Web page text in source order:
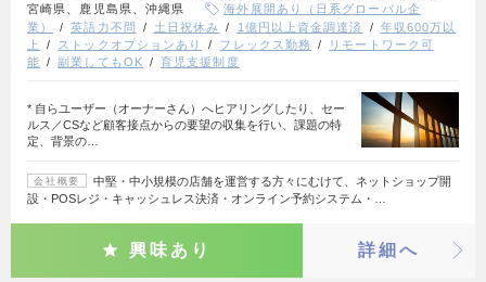
宮崎県、鹿児島県、沖縄県
海外展開あり（日系グローバル企
業）
英語力不問 土日祝休み 1億円以上資金調達済
年収600万以
上
ストックオプションあり フレックス勤務
リモートワーク可
能
副業してもOK 育児支援制度
* 自らユーザー（オーナーさん）へヒアリングしたり、セー
ルス／CSなど顧客接点からの要望の収集を行い、課題の特
定、背景の…
会社概要
中堅・中小規模の店舗を運営する方々にむけて、ネットショップ開
設・POSレジ・キャッシュレス決済・オンライン予約システム・…
興味あり 詳細へ